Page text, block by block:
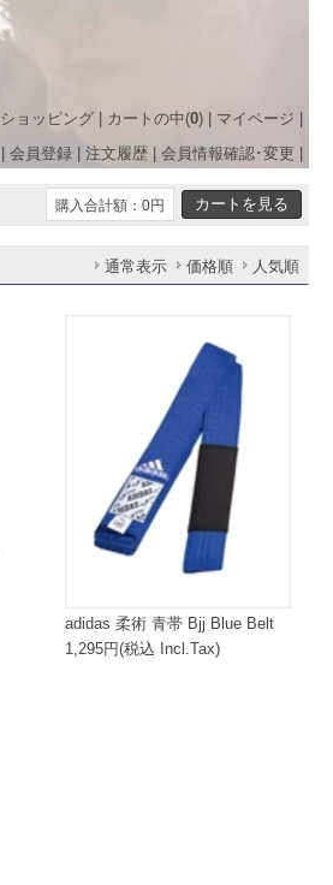
ショッピング カートの中(0) マイページ
会員登録 注文履歴 会員情報確認･変更
購入合計額：0円
通常表示 価格順 人気順
adidas 柔術 青帯 Bjj Blue Belt
1,295円(税込 Incl.Tax)